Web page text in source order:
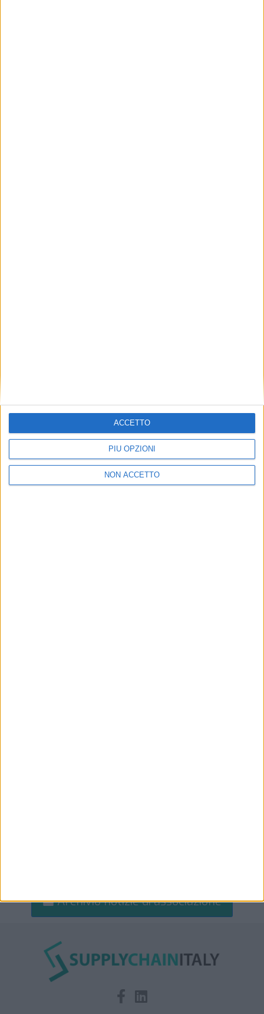
PIÙ OPZIONI
NON ACCETTO
ACCETTO
Grimaldi rinnovato al vertice di Alis
LE ALTRE NEWS
27 NOVEMBRE 2020
Archivio notizie di associazione